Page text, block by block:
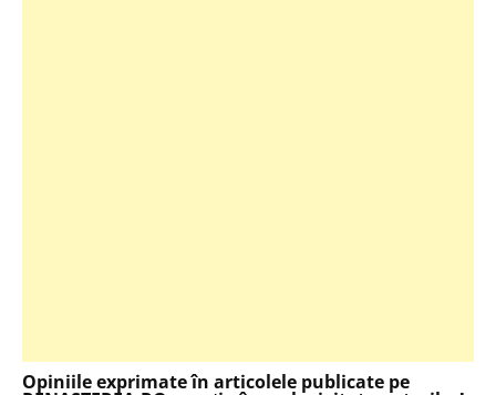
Opiniile exprimate în articolele publicate pe